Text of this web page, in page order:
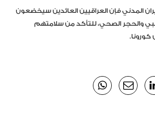
المدني فإن العراقيين العائدين سيخضعون
والحجر الصحي، للتأكد من سلامتهم